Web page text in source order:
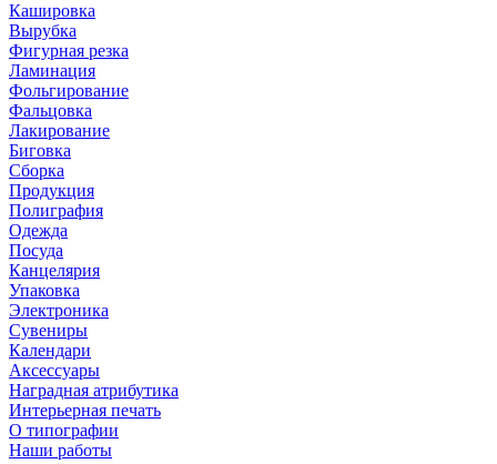
Кашировка
Вырубка
Фигурная резка
Ламинация
Фольгирование
Фальцовка
Лакирование
Биговка
Сборка
Продукция
Полиграфия
Одежда
Посуда
Канцелярия
Упаковка
Электроника
Сувениры
Календари
Аксессуары
Наградная атрибутика
Интерьерная печать
О типографии
Наши работы